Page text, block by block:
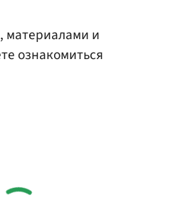
материалами и
ознакомиться